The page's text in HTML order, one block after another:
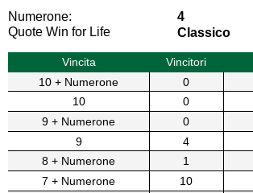
Numerone:
4
Quote Win for Life
Classico
Vincita Vincitori
10 + Numerone
0
10
0
9 + Numerone
0
9
4
8 + Numerone
1
7 + Numerone
10